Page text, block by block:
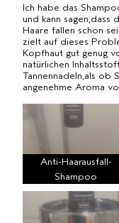
Ich habe das
und kann sagen,dass
Haare fallen schon
zielt auf dieses
Kopfhaut gut genug
natürlichen
Tannennadeln,als ob
angenehme Aroma
Anti-Haarausfall-
Shampoo